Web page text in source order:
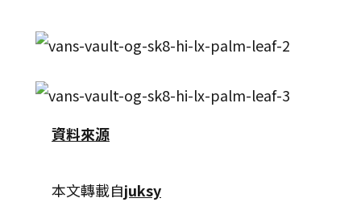
資料來源
本文轉載自juksy